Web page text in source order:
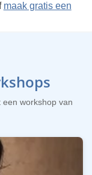
maak gratis een
workshop van